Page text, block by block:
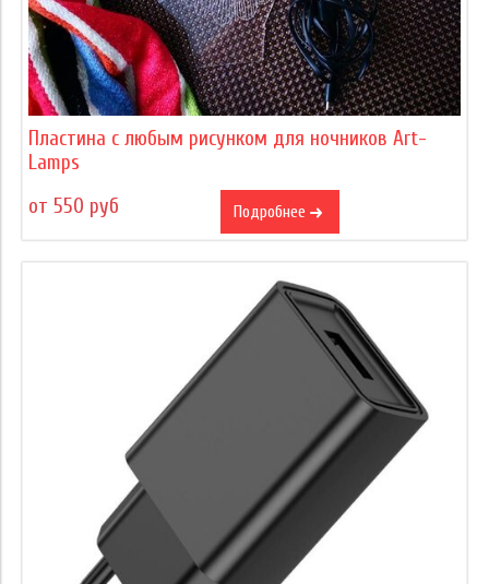
Пластина с любым рисунком для ночников Art-
Lamps
от 550 руб
Подробнее